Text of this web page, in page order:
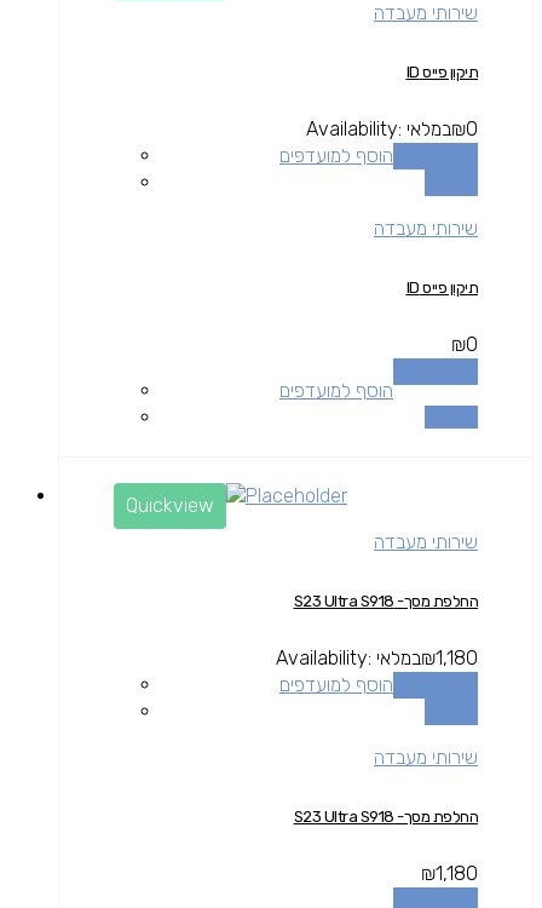
שירותי מעבדה
תיקון פייס ID
₪0
Availability: במלאי
הוסף למועדפים
שירותי מעבדה
תיקון פייס ID
₪0
הוסף למועדפים
Quickview
שירותי מעבדה
החלפת מסך- S23 Ultra S918
₪1,180
Availability: במלאי
הוסף למועדפים
שירותי מעבדה
החלפת מסך- S23 Ultra S918
₪1,180